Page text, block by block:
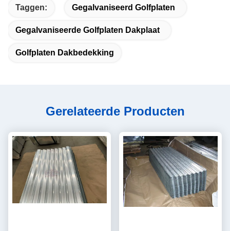
Taggen: Gegalvaniseerd Golfplaten
Gegalvaniseerde Golfplaten Dakplaat
Golfplaten Dakbedekking
Gerelateerde Producten